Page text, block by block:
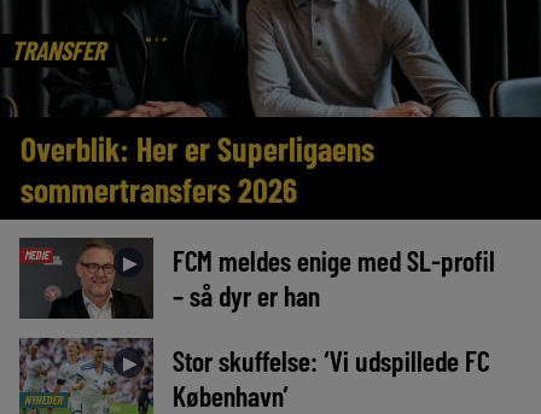
TRANSFER
Overblik: Her er Superligaens
sommertransfers 2026
MEDIE ►
FCM meldes enige med SL-profil
– så dyr er han
NYHEDER
►
Stor skuffelse: ‘Vi udspillede FC
København’